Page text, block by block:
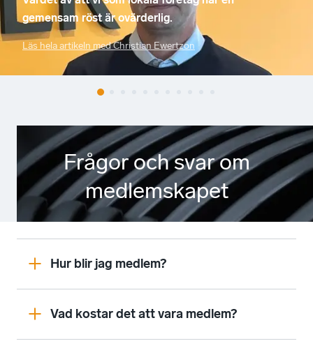
gemensam röst är ovärderlig.
Läs hela artikeln med Christian Ewertzon
Frågor och svar om
medlemskapet
Hur blir jag medlem?
Vad kostar det att vara medlem?